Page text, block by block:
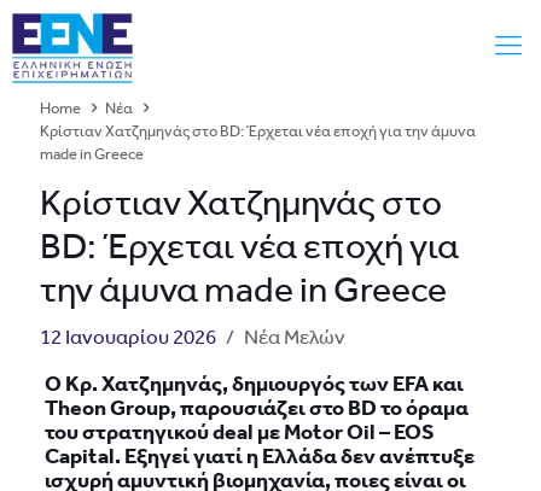
Home
Νέα
Κρίστιαν Χατζημηνάς στο BD: Έρχεται νέα εποχή για την άμυνα
made in Greece
Κρίστιαν Χατζημηνάς στο
BD: Έρχεται νέα εποχή για
την άμυνα made in Greece
12 Ιανουαρίου 2026 / Νέα Μελών
Ο Κρ. Χατζημηνάς, δημιουργός των EFA και
Theon Group, παρουσιάζει στο BD το όραμα
του στρατηγικού deal με Motor Oil – EOS
Capital. Εξηγεί γιατί η Ελλάδα δεν ανέπτυξε
ισχυρή αμυντική βιομηχανία, ποιες είναι οι